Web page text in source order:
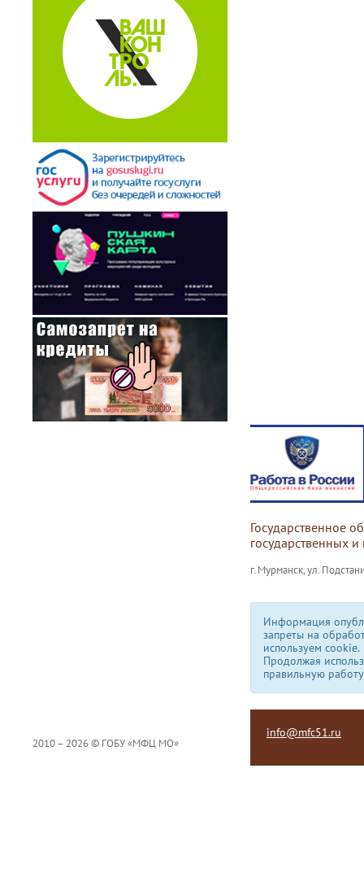
Государственное
государственных
г. Мурманск, ул.
Информация
запреты на
используем сookie.
Продолжая
правильную
2010 – 2026 © ГОБУ «МФЦ МО»
info@mfc51.ru